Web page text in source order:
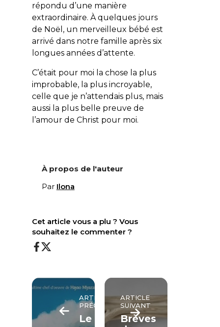
répondu d’une manière
extraordinaire. À quelques jours
de Noël, un merveilleux bébé est
arrivé dans notre famille après six
longues années d’attente.
C’était pour moi la chose la plus
improbable, la plus incroyable,
celle que je n’attendais plus, mais
aussi la plus belle preuve de
l’amour de Christ pour moi.
À propos de l'auteur
Par Ilona
Cet article vous a plu ? Vous
souhaitez le commenter ?
ARTICLE
PRÉCÉDENT
Le
ARTICLE
SUIVANT
Brèves